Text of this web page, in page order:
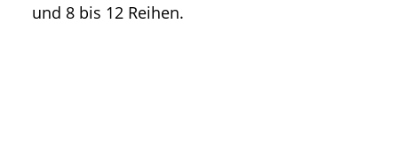
und 8 bis 12 Reihen.